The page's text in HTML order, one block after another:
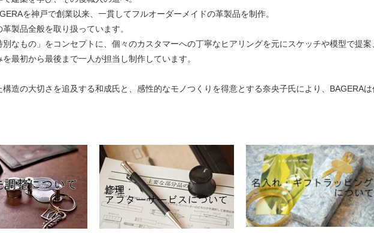
を神戸で創業以来、一貫してフルオーダーメイドの革製品を制作。
製品全般を取り扱っています。
別なもの」をコンセプトに、個々のカスタマーへの丁寧なヒアリングを元にスケッチや模型で提案
最初から最後まで一人が担当し制作しています。
造の大切さを追及する和成氏と、感性的なモノつくりを得意とする奈央子氏により、BAGERAは